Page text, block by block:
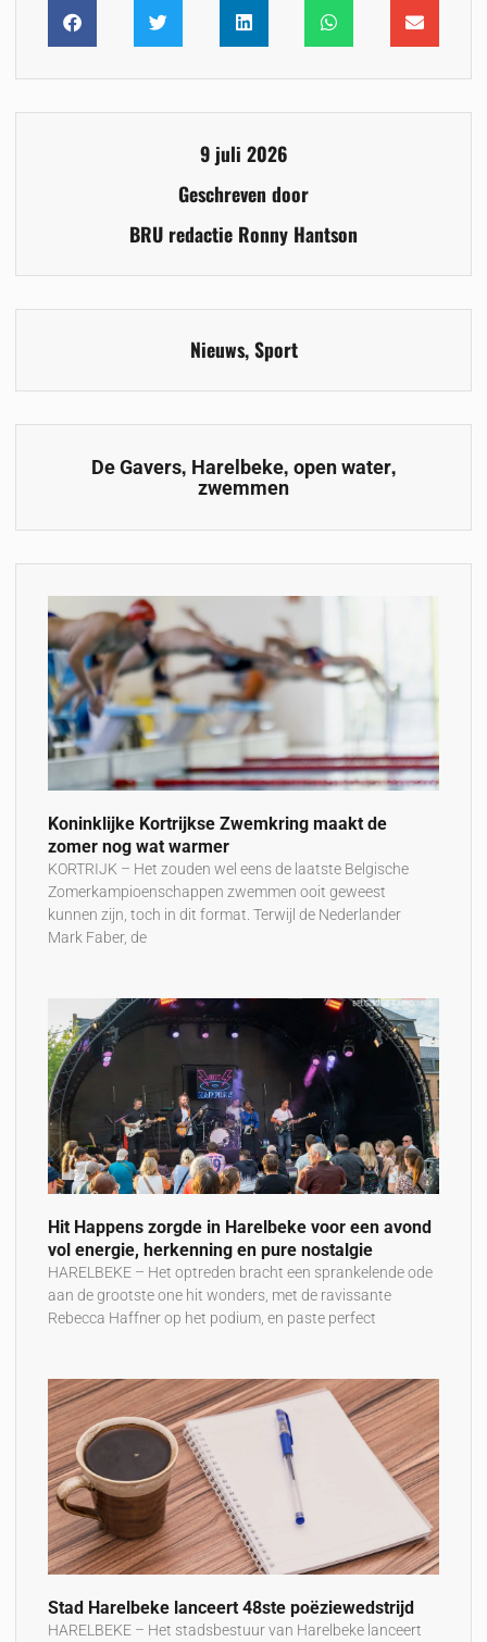
9 juli 2026
Geschreven door
BRU redactie Ronny Hantson
Nieuws,Sport
De Gavers, Harelbeke, open water,
zwemmen
Koninklijke Kortrijkse Zwemkring maakt de
zomer nog wat warmer
KORTRIJK – Het zouden wel eens de laatste Belgische
Zomerkampioenschappen zwemmen ooit geweest
kunnen zijn, toch in dit format. Terwijl de Nederlander
Mark Faber, de
Hit Happens zorgde in Harelbeke voor een avond
vol energie, herkenning en pure nostalgie
HARELBEKE – Het optreden bracht een sprankelende ode
aan de grootste one hit wonders, met de ravissante
Rebecca Haffner op het podium, en paste perfect
Stad Harelbeke lanceert 48ste poëziewedstrijd
HARELBEKE – Het stadsbestuur van Harelbeke lanceert